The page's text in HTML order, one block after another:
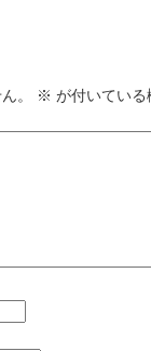
。 ※ が付いてい